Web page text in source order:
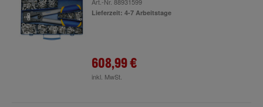
Lieferzeit: 4-7 Arbeitstage
608,99 €
inkl. MwSt.